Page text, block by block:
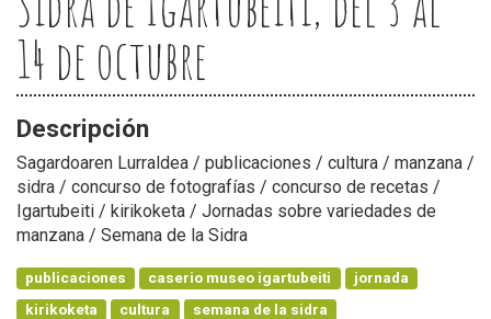
14 de octubre
Descripción
Sagardoaren Lurraldea / publicaciones / cultura / manzana /
sidra / concurso de fotografías / concurso de recetas /
Igartubeiti / kirikoketa / Jornadas sobre variedades de
manzana / Semana de la Sidra
publicaciones caserio museo igartubeiti
jornada
kirikoketa
cultura
semana de la sidra